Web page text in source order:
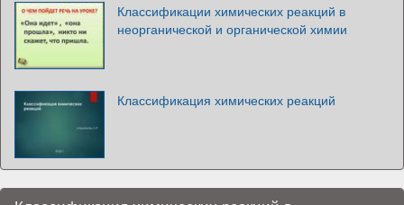
Классификации химических реакций в
неорганической и органической химии
Классификация химических реакций